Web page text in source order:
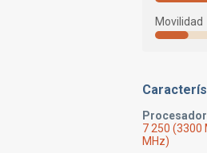
Movilidad
Procesador
7 250 (3300
MHz)